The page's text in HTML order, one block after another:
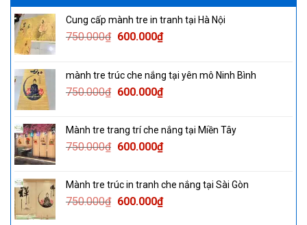
Cung cấp mành tre in tranh tại Hà Nội
750.000₫ Original
750.000₫.
600.000₫Current
600.000₫.
mành tre trúc che nắng tại yên mô Ninh Bình
750.000₫ Original
750.000₫.
600.000₫Current
600.000₫.
Mành tre trang trí che nắng tại Miền Tây
750.000₫ Original
750.000₫.
600.000₫Current
600.000₫.
Mành tre trúc in tranh che nắng tại Sài Gòn
750.000₫ Original
600.000₫Current